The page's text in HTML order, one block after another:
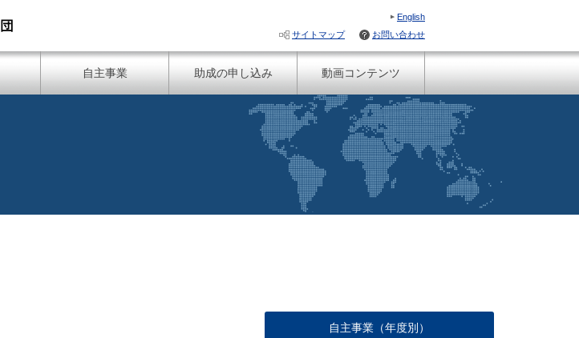
English
サイトマップ
お問い合わせ
自主事業 助成の申し込み 動画コンテンツ
自主事業（年度別）